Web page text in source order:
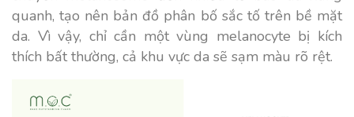
quanh, tạo nên bản đồ phân bố sắc tố trên bề mặt
da. Vì vậy, chỉ cần một vùng melanocyte bị kích
thích bất thường, cả khu vực da sẽ sạm màu rõ rệt.